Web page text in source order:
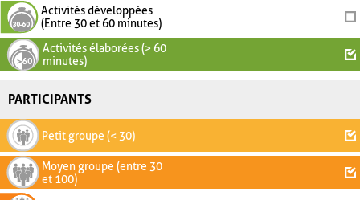
Activités développées
(Entre 30 et 60 minutes)
Activités élaborées (> 60
minutes)
PARTICIPANTS
Petit groupe (< 30)
Moyen groupe (entre 30
et 100)